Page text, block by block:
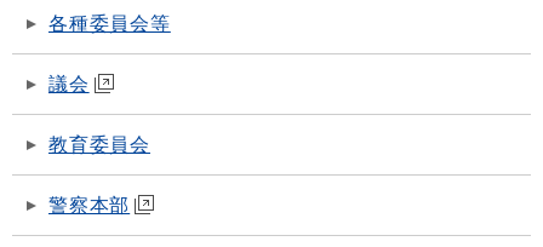
各種委員会等
議会
教育委員会
警察本部